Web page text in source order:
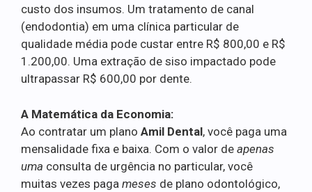
custo dos insumos. Um tratamento de canal
(endodontia) em uma clínica particular de
qualidade média pode custar entre R$ 800,00 e R$
1.200,00. Uma extração de siso impactado pode
ultrapassar R$ 600,00 por dente.
A Matemática da Economia:
Ao contratar um plano Amil Dental, você paga uma
mensalidade fixa e baixa. Com o valor de apenas
uma consulta de urgência no particular, você
muitas vezes paga meses de plano odontológico,